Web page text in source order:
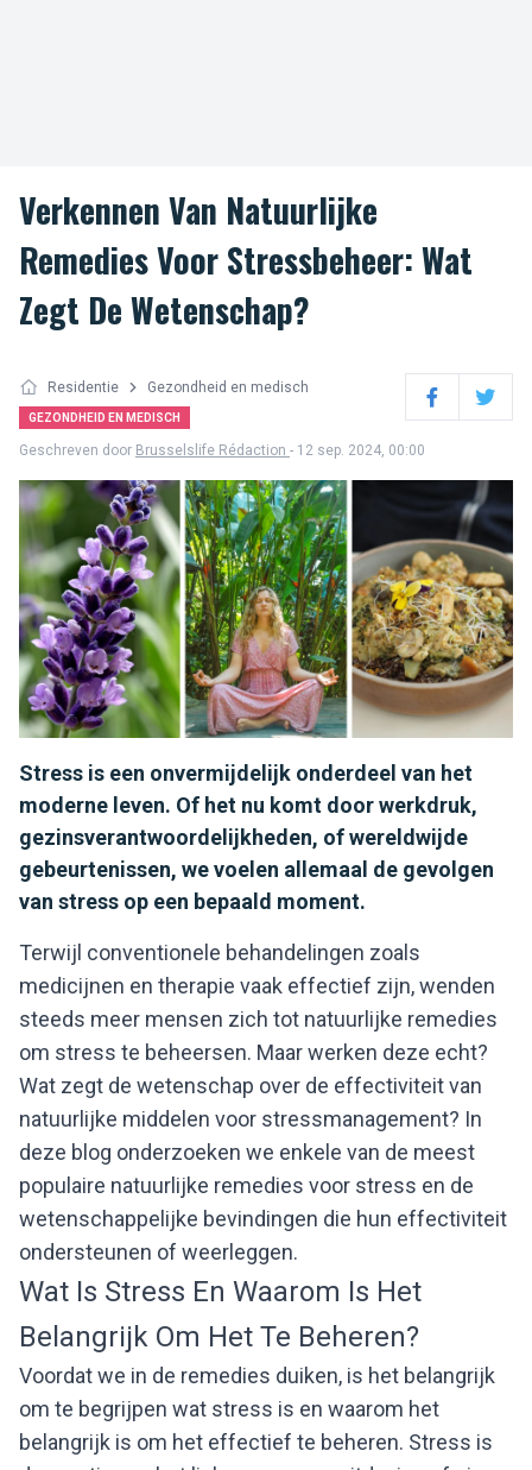
Verkennen Van Natuurlijke
Remedies Voor Stressbeheer: Wat
Zegt De Wetenschap?
Residentie Gezondheid en medisch
GEZONDHEID EN MEDISCH FacebookTwitter
Geschreven door Brusselslife Rédaction - 12 sep. 2024, 00:00
Stress is een onvermijdelijk onderdeel van het
moderne leven. Of het nu komt door werkdruk,
gezinsverantwoordelijkheden, of wereldwijde
gebeurtenissen, we voelen allemaal de gevolgen
van stress op een bepaald moment.
Terwijl conventionele behandelingen zoals
medicijnen en therapie vaak effectief zijn, wenden
steeds meer mensen zich tot natuurlijke remedies
om stress te beheersen. Maar werken deze echt?
Wat zegt de wetenschap over de effectiviteit van
natuurlijke middelen voor stressmanagement? In
deze blog onderzoeken we enkele van de meest
populaire natuurlijke remedies voor stress en de
wetenschappelijke bevindingen die hun effectiviteit
ondersteunen of weerleggen.
Wat Is Stress En Waarom Is Het
Belangrijk Om Het Te Beheren?
Voordat we in de remedies duiken, is het belangrijk
om te begrijpen wat stress is en waarom het
belangrijk is om het effectief te beheren. Stress is